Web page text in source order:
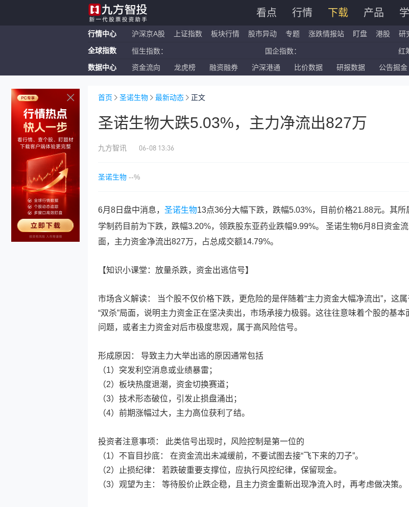
看点 行情 下载 产品
行情中心 沪深京A股 上证指数 板块行情 股市异动 专题 涨跌情报站 盯盘 港股 研
全球指数 恒生指数： 国企指数： 红
纳斯达克ETF： 标普500ETF： 道
数据中心 资金流向 龙虎榜 融资融券 沪深港通 比价数据 研报数据 公告掘金
首页 圣诺生物 最新动态 正文
圣诺生物大跌5.03%，主力净流出827万
九方智讯 06-08 13:36
圣诺生物 --%
6月8日盘中消息， 圣诺生物13点36分大幅下跌，跌幅5.03%，目前价格21.88元。其所
学制药目前为下跌，跌幅3.20%，领跌股东亚药业跌幅9.99%。 圣诺生物6月8日资金
面，主力资金净流出827万，占总成交额14.79%。
【知识小课堂：放量杀跌，资金出逃信号】
市场含义解读： 当个股不仅价格下跌，更危险的是伴随着“主力资金大幅净流出”，这
“双杀”局面，说明主力资金正在坚决卖出，市场承接力极弱。这往往意味着个股的基本
问题，或者主力资金对后市极度悲观，属于高风险信号。
形成原因： 导致主力大举出逃的原因通常包括
（1）突发利空消息或业绩暴雷；
（2）板块热度退潮，资金切换赛道；
（3）技术形态破位，引发止损盘涌出；
（4）前期涨幅过大，主力高位获利了结。
投资者注意事项： 此类信号出现时，风险控制是第一位的
（1）不盲目抄底： 在资金流出未减缓前，不要试图去接“飞下来的刀子”。
（2）止损纪律： 若跌破重要支撑位，应执行风控纪律，保留现金。
（3）观望为主： 等待股价止跌企稳，且主力资金重新出现净流入时，再考虑做决策。